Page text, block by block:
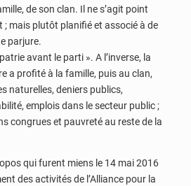
de son clan. Il ne s’agit point
; mais plutôt planifié et associé à de
parjure.
avant le parti ». A l’inverse, la
a profité à la famille, puis au clan,
naturelles, deniers publics,
emplois dans le secteur public ;
congrues et pauvreté au reste de la
qui furent miens le 14 mai 2016
des activités de l’Alliance pour la